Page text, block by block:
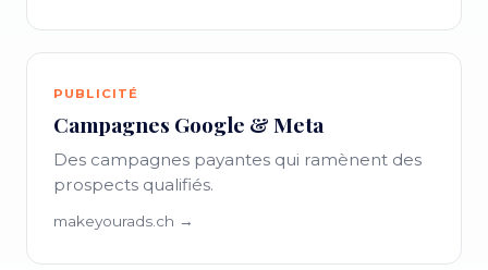
PUBLICITÉ
Campagnes Google & Meta
Des campagnes payantes qui ramènent des
prospects qualifiés.
makeyourads.ch →